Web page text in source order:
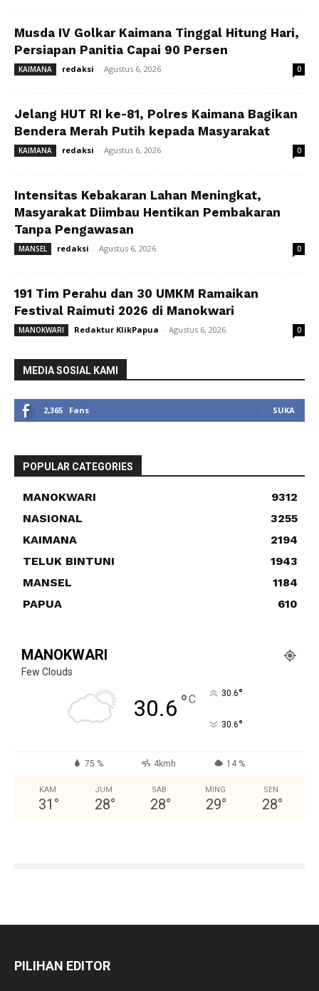
Musda IV Golkar Kaimana Tinggal Hitung Hari,
Persiapan Panitia Capai 90 Persen
KAIMANA redaksi - Agustus 6, 2026 0
Jelang HUT RI ke-81, Polres Kaimana Bagikan
Bendera Merah Putih kepada Masyarakat
KAIMANA redaksi - Agustus 6, 2026 0
Intensitas Kebakaran Lahan Meningkat,
Masyarakat Diimbau Hentikan Pembakaran
Tanpa Pengawasan
MANSEL redaksi - Agustus 6, 2026 0
191 Tim Perahu dan 30 UMKM Ramaikan
Festival Raimuti 2026 di Manokwari
MANOKWARI Redaktur KlikPapua - Agustus 6, 2026 0
MEDIA SOSIAL KAMI
2,365 Fans SUKA
POPULAR CATEGORIES
MANOKWARI
9312
NASIONAL
3255
KAIMANA
2194
TELUK BINTUNI
1943
MANSEL
1184
PAPUA
610
MANOKWARI
Few Clouds
30.6 °C 30.6°
30.6°
75 % 4kmh 14 %
KAM
31 °
JUM
28°
SAB
28°
MING
29°
SEN
28°
PILIHAN EDITOR